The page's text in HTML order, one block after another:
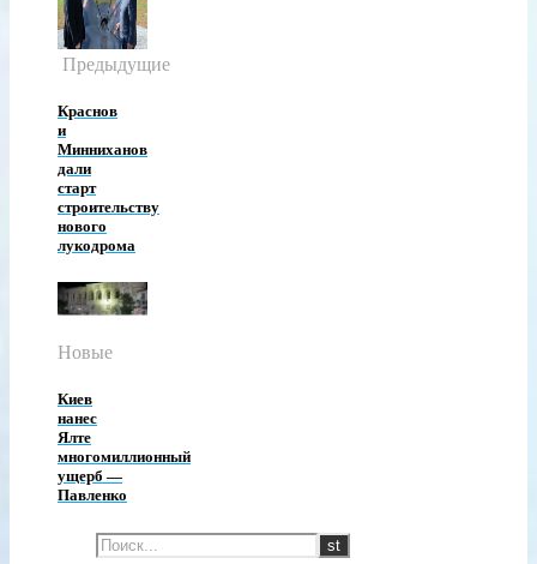
Предыдущие
Краснов
и
Минниханов
дали
старт
строительству
нового
лукодрома
Новые
Киев
нанес
Ялте
многомиллионный
ущерб —
Павленко